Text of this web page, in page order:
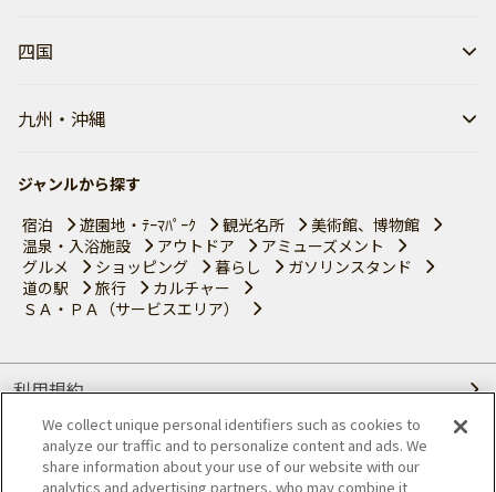
四国
九州・沖縄
ジャンルから探す
宿泊
遊園地・ﾃｰﾏﾊﾟｰｸ 観光名所
美術館、博物館
温泉・入浴施設
アウトドア
アミューズメント
グルメ
ショッピング 暮らし
ガソリンスタンド
道の駅
旅行
カルチャー
ＳＡ・ＰＡ（サービスエリア）
利用規約
個人情報の取り扱いについて
We collect unique personal identifiers such as cookies to
analyze our traffic and to personalize content and ads. We
share information about your use of our website with our
analytics and advertising partners, who may combine it